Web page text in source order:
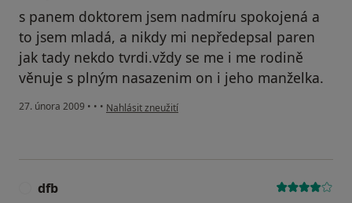
s panem doktorem jsem nadmíru spokojená a
to jsem mladá, a nikdy mi nepředepsal paren
jak tady nekdo tvrdi.vždy se me i me rodině
věnuje s plným nasazenim on i jeho manželka.
27. února 2009 • • • podle názoru uživatele bývalá Oldřišovačka
Nahlásit zneužití
dfb